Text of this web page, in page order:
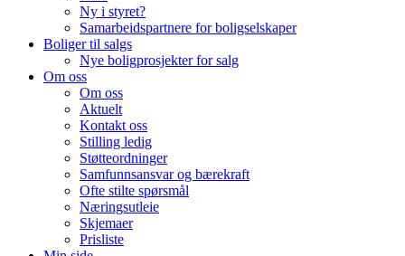
Ny i styret?
Samarbeidspartnere for boligselskaper
Boliger til salgs
Nye boligprosjekter for salg
Om oss
Om oss
Aktuelt
Kontakt oss
Stilling ledig
Støtteordninger
Samfunnsansvar og bærekraft
Ofte stilte spørsmål
Næringsutleie
Skjemaer
Prisliste